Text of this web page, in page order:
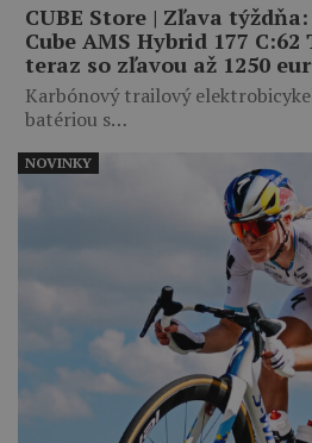
CUBE Store | Zľava
Cube AMS Hybrid 177
teraz so zľavou až 1250 eur
Karbónový trailový
batériou s…
NOVINKY